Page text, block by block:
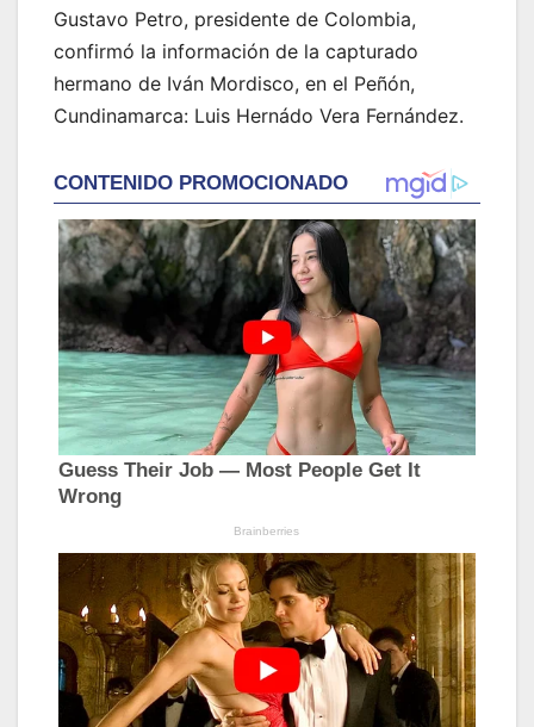
Gustavo Petro, presidente de Colombia,
confirmó la información de la capturado
hermano de Iván Mordisco, en el Peñón,
Cundinamarca: Luis Hernádo Vera Fernández.